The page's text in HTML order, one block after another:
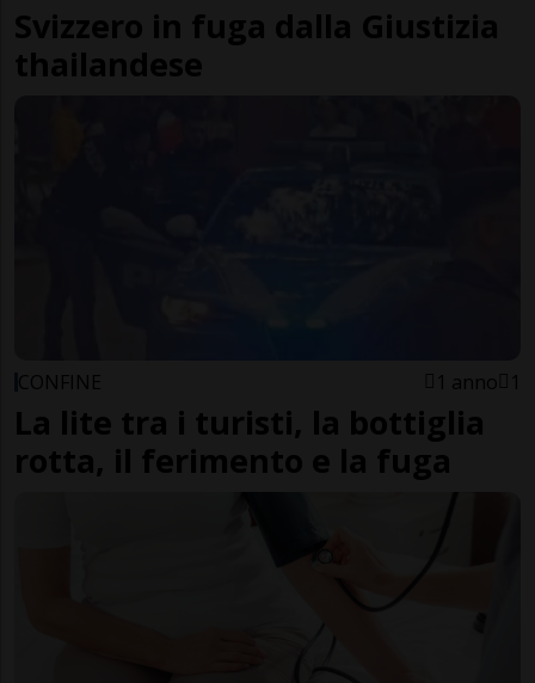
Svizzero in fuga dalla Giustizia
thailandese
CONFINE 1 anno 1
La lite tra i turisti, la bottiglia
rotta, il ferimento e la fuga